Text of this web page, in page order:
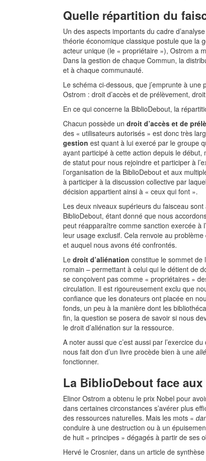
Quelle répartition du
Un des aspects importants du cadre
théorie économique classique postule que la
acteur unique (le « propriétaire »), Ostrom a
Dans la gestion de chaque Commun, la
et à chaque communauté.
Le schéma ci-dessous, que j’emprunte à
Ostrom : droit d’accès et de prélèvement,
En ce qui concerne la BiblioDebout, la
Chacun possède un droit d’accès et de
des « utilisateurs autorisés » est donc très
gestion est quant à lui exercé par le groupe
ayant participé à cette action depuis le
de statut pour nous rejoindre et participer à
l’organisation de la BiblioDebout et aux
à participer à la discussion collective par
décision appartient ainsi à « ceux qui font ».
Les deux niveaux supérieurs du faisceau
BiblioDebout, étant donné que nous
peut réapparaître comme sanction exercée à
leur usage exclusif. Cela renvoie au
et auquel nous avons été confrontés.
Le droit d’aliénation constitue le sommet de
romain – permettant à celui qui le détient de
se conçoivent pas comme « propriétaires »
circulation. Il est rigoureusement exclu que
confiance que les donateurs ont placée en
fonds, un peu à la manière dont les
fin, la question se posera de savoir si nous
le droit d’aliénation sur la ressource.
A noter aussi que c’est aussi par l’exercice
nous fait don d’un livre procède bien à une
fonctionner.
La BiblioDebout face
Elinor Ostrom a obtenu le prix Nobel pour
dans certaines circonstances s’avérer plus
des ressources naturelles. Mais les mots «
conduire à une destruction ou à un
de huit « principes » dégagés à partir de ses
Hervé le Crosnier, dans un article de